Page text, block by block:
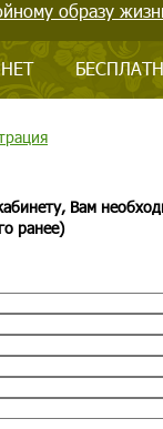
образу
Вам
ранее)